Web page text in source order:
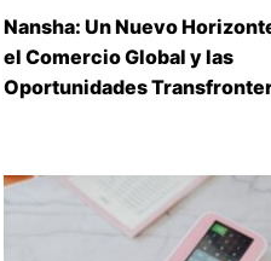
Nansha: Un Nuevo
el Comercio Global y las
Oportunidades